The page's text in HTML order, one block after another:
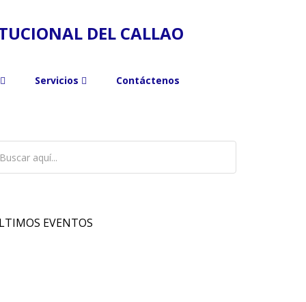
DEL CALLAO
Servicios Contáctenos
EVENTOS